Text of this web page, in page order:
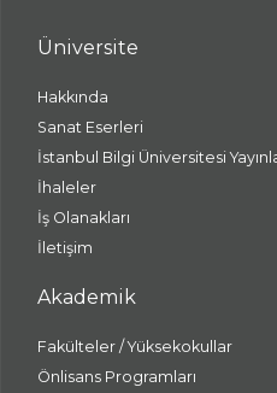
Üniversite
Hakkında
Sanat Eserleri
İstanbul Bilgi Üniversitesi
İhaleler
İş Olanakları
İletişim
Akademik
Fakülteler / Yüksekokullar
Önlisans Programları